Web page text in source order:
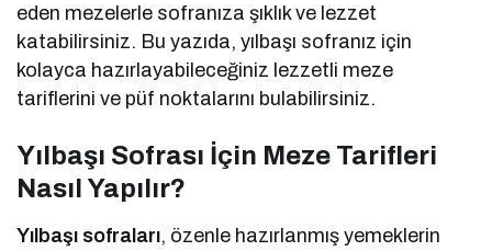
eden mezelerle sofranıza şıklık ve lezzet
katabilirsiniz. Bu yazıda, yılbaşı sofranız için
kolayca hazırlayabileceğiniz lezzetli meze
tariflerini ve püf noktalarını bulabilirsiniz.
Yılbaşı Sofrası İçin Meze Tarifleri
Nasıl Yapılır?
Yılbaşı sofraları, özenle hazırlanmış yemeklerin